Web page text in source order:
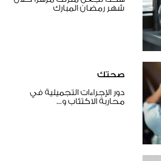
شهر رمضان المبارك
صحتك
دور الإجراءات التجميلية في
محاربة الاكتئاب و...